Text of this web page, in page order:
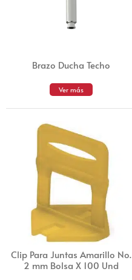
Brazo Ducha Techo
Ver más
Clip Para Juntas Amarillo No.
2 mm Bolsa X 100 Und